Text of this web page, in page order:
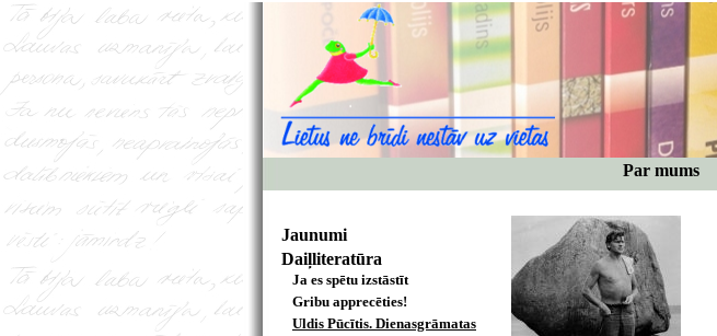
Par mums
Jaunumi
Daiļliteratūra
Ja es spētu izstāstīt
Gribu apprecēties!
Uldis Pūcītis. Dienasgrāmatas